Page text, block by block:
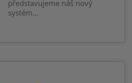
představujeme náš nový
systém…